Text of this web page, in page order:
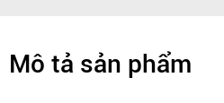
Mô tả sản phẩm